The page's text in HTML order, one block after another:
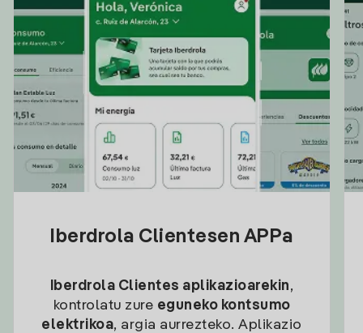
Iberdrola Clientesen APPa
Iberdrola Clientes aplikazioarekin,
kontrolatu zure eguneko kontsumo
elektrikoa, argia aurrezteko. Aplikazio